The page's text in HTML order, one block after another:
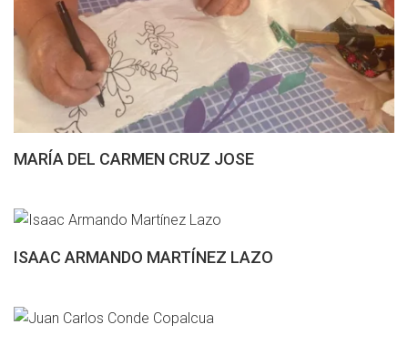
MARÍA DEL CARMEN CRUZ JOSE
ISAAC ARMANDO MARTÍNEZ LAZO